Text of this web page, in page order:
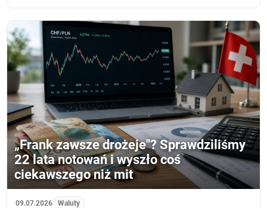
„Frank zawsze drożeje"? Sprawdziliśmy
22 lata notowań i wyszło coś
ciekawszego niż mit
09.07.2026 Waluty